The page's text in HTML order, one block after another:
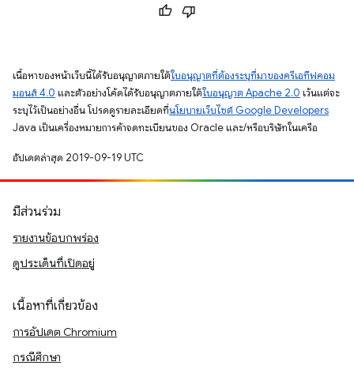
เนื้อหาของหน้าเว็บนี้ได้รับอนุญาตภายใต้ใบอนุญาตที่ต้องระบุที่มาของครีเอทีฟคอม
มอนส์ 4.0 และตัวอย่างโค้ดได้รับอนุญาตภายใต้ใบอนุญาต Apache 2.0 เว้นแต่จะ
ระบุไว้เป็นอย่างอื่น โปรดดูรายละเอียดที่นโยบายเว็บไซต์ Google Developers
Java เป็นเครื่องหมายการค้าจดทะเบียนของ Oracle และ/หรือบริษัทในเครือ
อัปเดตล่าสุด 2019-09-19 UTC
มีส่วนร่วม
รายงานข้อบกพร่อง
ดูประเด็นที่เปิดอยู่
เนื้อหาที่เกี่ยวข้อง
การอัปเดต Chromium
กรณีศึกษา